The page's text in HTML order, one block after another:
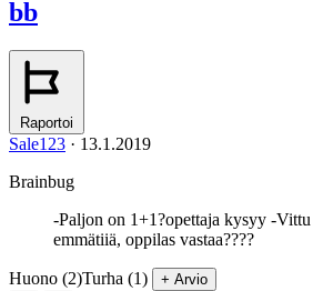
bb
Raportoi
Sale123 · 13.1.2019
Brainbug
-Paljon on 1+1?opettaja kysyy -
emmätiiä, oppilas vastaa????
Huono (2)Turha (1) + Arvio